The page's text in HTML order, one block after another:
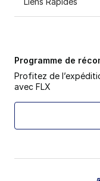
Programme de
Profitez de
avec FLX